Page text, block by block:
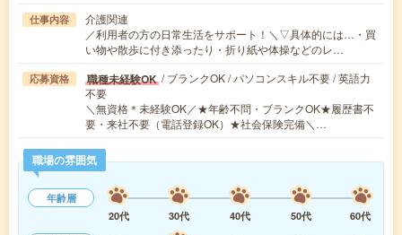
仕事内容
介護関連
／利用者の方の日常生活をサポート！＼▽具体的には…・買
い物や散歩に付き添ったり・折り紙や体操などのレ…
応募資格 職種未経験OK / ブランクOK / パソコンスキル不要 / 英語力
不要
＼無資格＊未経験OK／★年齢不問・ブランクOK★履歴書不
要・来社不要（電話登録OK）★社会保険完備＼…
職場の雰囲気
年齢層
20代
30代 40代 50代
60代